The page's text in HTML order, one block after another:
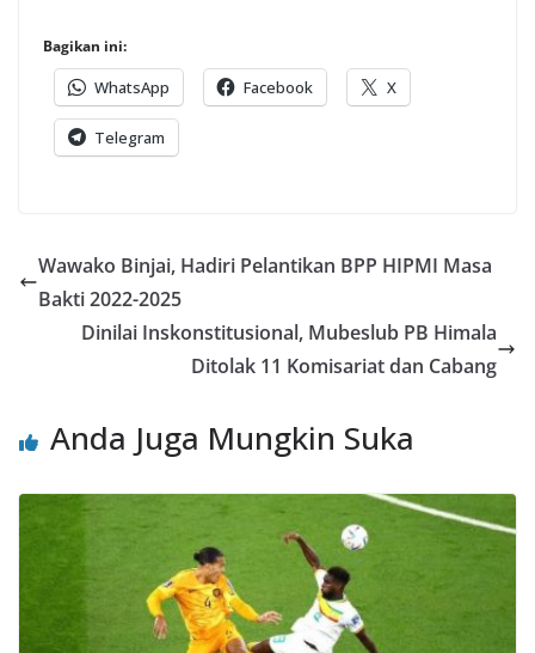
Bagikan ini:
WhatsApp Facebook X
Telegram
Wawako Binjai, Hadiri Pelantikan BPP HIPMI Masa
Bakti 2022-2025
Dinilai Inskonstitusional, Mubeslub PB Himala
Ditolak 11 Komisariat dan Cabang
Anda Juga Mungkin Suka